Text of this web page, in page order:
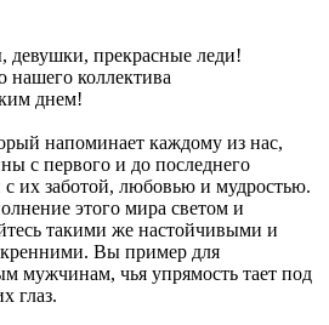
прекрасные леди!
нашего коллектива
днем!
напоминает каждому из нас,
с первого и до последнего
их заботой, любовью и мудростью.
этого мира светом и
такими же настойчивыми и
Вы пример для
мужчинам, чья упрямость тает под
глаз.